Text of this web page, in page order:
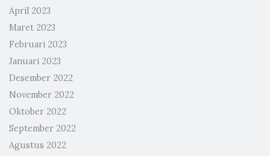
April 2023
Maret 2023
Februari 2023
Januari 2023
Desember 2022
November 2022
Oktober 2022
September 2022
Agustus 2022